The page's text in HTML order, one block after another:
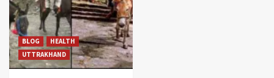
BLOG
HEALTH
UTTRAKHAND